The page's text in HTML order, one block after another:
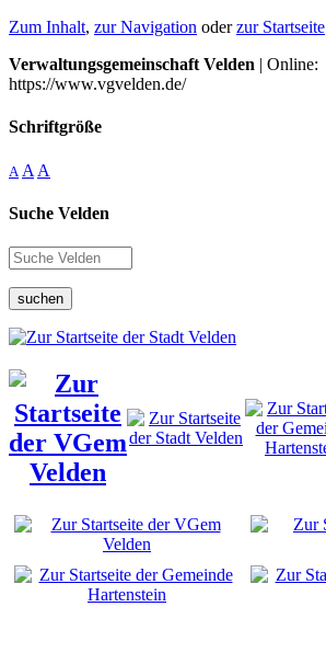
Zum Inhalt, zur Navigation oderzur Startseite
Verwaltungsgemeinschaft Velden | Online:
https://www.vgvelden.de/
Schriftgröße
A A A
Suche Velden
suchen